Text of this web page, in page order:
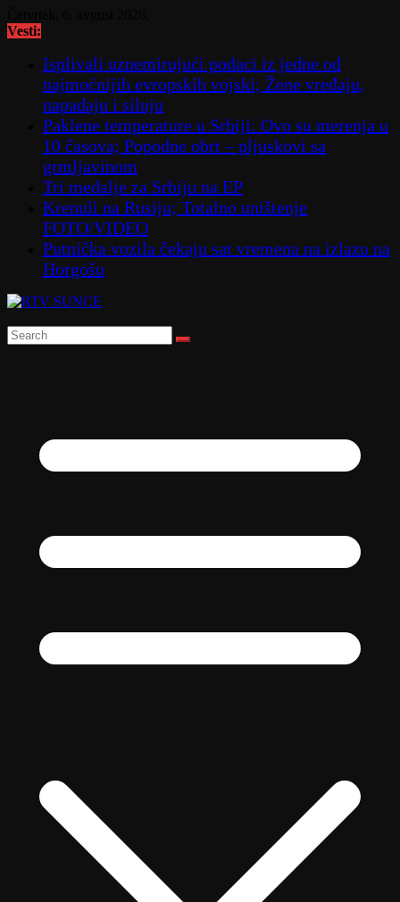
to
Vesti:
Isplivali uznemirujući podaci iz jedne od
najmoćnijih evropskih vojski; Žene vređaju,
napadaju i siluju
Paklene temperature u Srbiji: Ovo su merenja u
10 časova; Popodne obrt – pljuskovi sa
grmljavinom
Tri medalje za Srbiju na EP
Krenuli na Rusiju; Totalno uništenje
FOTO/VIDEO
Putnička vozila čekaju sat vremena na izlazu na
Horgošu